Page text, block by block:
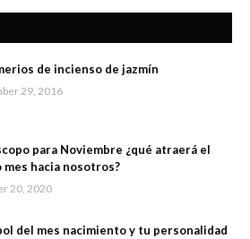
de incienso de jazmín
29, 2016
para Noviembre ¿qué atraerá el
mes hacia nosotros?
20, 2020
del mes nacimiento y tu personalidad